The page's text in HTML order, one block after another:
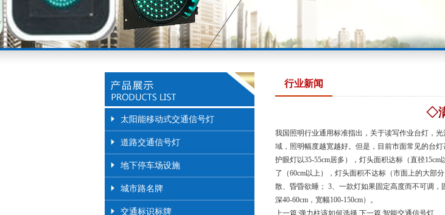
太阳能移动式交通信号灯
道路交通信号灯
地下停车场设施
城市路名牌
交通标识标牌
行业新闻
◇
我国照明行业通用标准指出，关于读写作业台灯，
域，照明幅度越宽越好。但是，目前市面常见的台
护眼灯以35-55cm居多），灯头面积达标（直径
了（60cm以上），灯头面积不达标（市面上的大部
散、昏昏欲睡； 3、一款灯如果固定高度而不可调
深40-60cm，宽幅100-150cm）。
上一篇:弹力柱该如何选择 下一篇:智能交通信号灯